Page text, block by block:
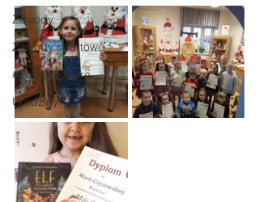
Zawody
Zawody sportowe
#Poznaj Polskę
Urodziny